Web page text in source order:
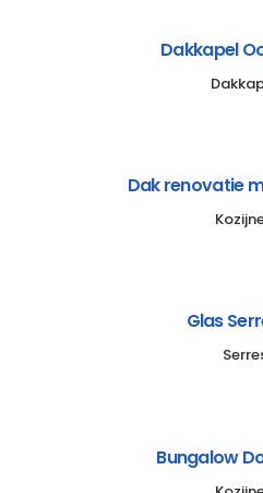
Dakkapel
Dak renovatie
Glas
Bungalow